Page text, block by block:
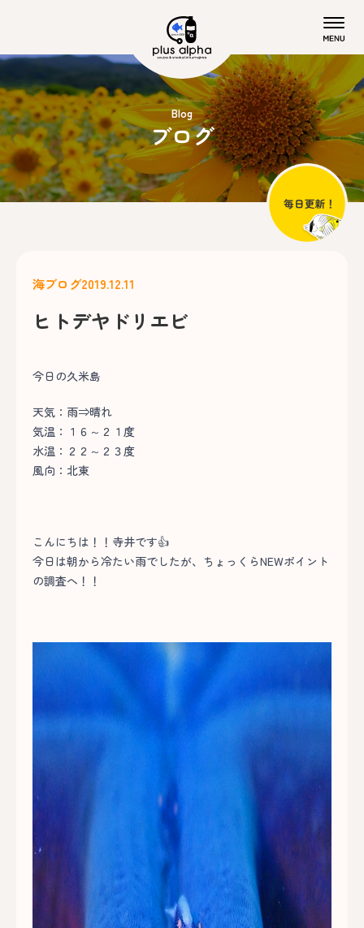
Blog
ブログ
海ブログ2019.12.11
ヒトデヤドリエビ
今日の久米島
天気：雨⇒晴れ
気温：１６～２１度
水温：２２～２３度
風向：北東
こんにちは！！寺井です👍
今日は朝から冷たい雨でしたが、ちょっくらNEWポイント
の調査へ！！